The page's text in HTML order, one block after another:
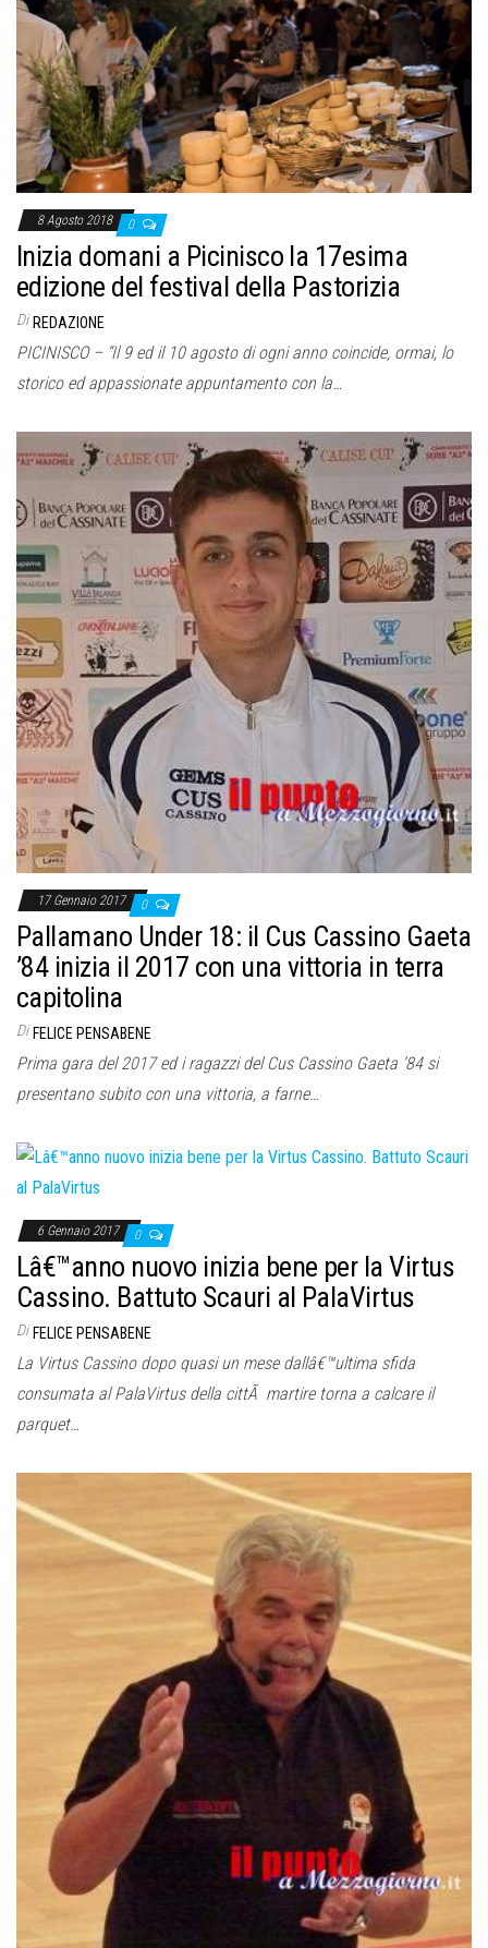
8 Agosto 2018 0
Inizia domani a Picinisco la 17esima
edizione del festival della Pastorizia
Di REDAZIONE
PICINISCO – “Il 9 ed il 10 agosto di ogni anno coincide, ormai, lo
storico ed appassionate appuntamento con la…
17 Gennaio 2017 0
Pallamano Under 18: il Cus Cassino Gaeta
’84 inizia il 2017 con una vittoria in terra
capitolina
Di FELICE PENSABENE
Prima gara del 2017 ed i ragazzi del Cus Cassino Gaeta ’84 si
presentano subito con una vittoria, a farne…
6 Gennaio 2017 0
Lâ€™anno nuovo inizia bene per la Virtus
Cassino. Battuto Scauri al PalaVirtus
Di FELICE PENSABENE
La Virtus Cassino dopo quasi un mese dallâ€™ultima sfida
consumata al PalaVirtus della cittÃ martire torna a calcare il
parquet…